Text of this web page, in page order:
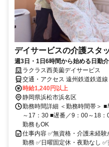
デイサービスの介護スタ
週3日・1日6時間から始める日勤
ラクラス西美薗デイサービス
交通・アクセス 遠州鉄道鉄道
時給1,240円以上
静岡県浜松市浜名区
勤務時間詳細 ＜勤務時間帯＞
～17：30 ■遅番／9：00～18
勤務もOK
仕事内容 ✅無資格・介護未経
勤務 ✅日曜固定休・夜勤なし